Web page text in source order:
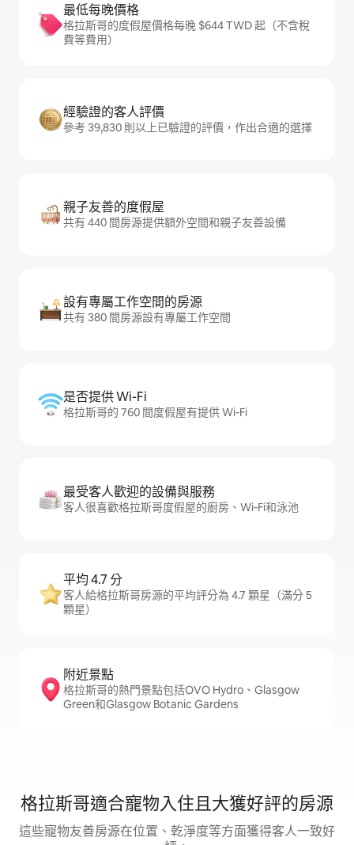
最低每晚價格
格拉斯哥的度假屋價格每晚 $644 TWD 起（不含稅
費等費用）
經驗證的客人評價
參考 39,830 則以上已驗證的評價，作出合適的選擇
親子友善的度假屋
共有 440 間房源提供額外空間和親子友善設備
設有專屬工作空間的房源
共有 380 間房源設有專屬工作空間
是否提供 Wi-Fi
格拉斯哥的 760 間度假屋有提供 Wi-Fi
最受客人歡迎的設備與服務
客人很喜歡格拉斯哥度假屋的廚房、Wi-Fi和泳池
平均 4.7 分
客人給格拉斯哥房源的平均評分為 4.7 顆星（滿分 5
顆星）
附近景點
格拉斯哥的熱門景點包括OVO Hydro、Glasgow
Green和Glasgow Botanic Gardens
格拉斯哥適合寵物入住且大獲好評的房源
這些寵物友善房源在位置、乾淨度等方面獲得客人一致好